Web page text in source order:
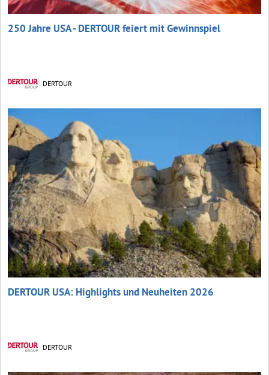
250 Jahre USA - DERTOUR feiert mit Gewinnspiel
DERTOUR
DERTOUR USA: Highlights und Neuheiten 2026
DERTOUR